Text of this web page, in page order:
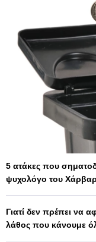
5 ατάκες που
ψυχολόγο του
Γιατί δεν πρέπει να
λάθος που κάνουμε